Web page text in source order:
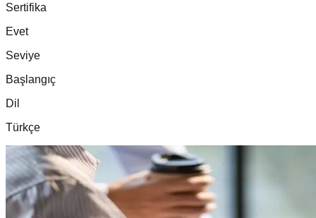
Sertifika
Evet
Seviye
Başlangıç
Dil
Türkçe